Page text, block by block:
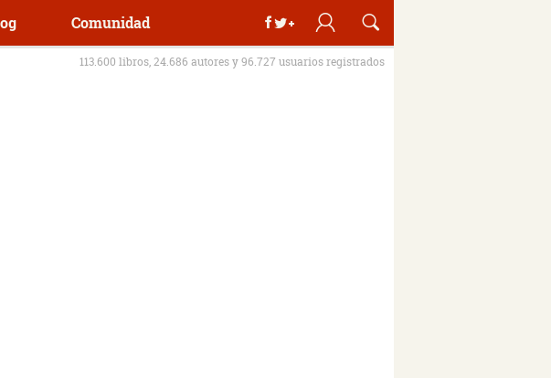
Comunidad
113.600 libros, 24.686 autores y 96.727 usuarios registrados